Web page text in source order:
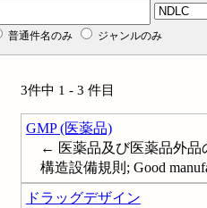
普通件名のみ ジャンルのみ
3件中 1 - 3 件目
GMP (医薬品)
← 医薬品及び医薬品外品
構造設備規則; Good
ドラッグデザイン